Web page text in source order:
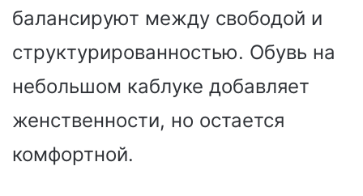
балансируют между свободой и
структурированностью. Обувь на
небольшом каблуке добавляет
женственности, но остается
комфортной.